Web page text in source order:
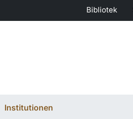
Bibliotek
Institutionen